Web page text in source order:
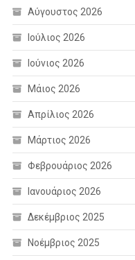
Αύγουστος 2026
Ιούλιος 2026
Ιούνιος 2026
Μάιος 2026
Απρίλιος 2026
Μάρτιος 2026
Φεβρουάριος 2026
Ιανουάριος 2026
Δεκέμβριος 2025
Νοέμβριος 2025